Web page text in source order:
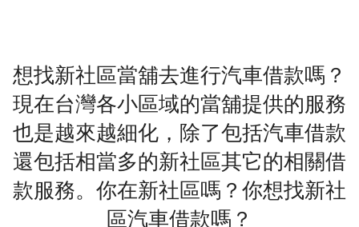
想找新社區當舖去進行汽車借款嗎？
現在台灣各小區域的當舖提供的服務
也是越來越細化，除了包括汽車借款
還包括相當多的新社區其它的相關借
款服務。你在新社區嗎？你想找新社
區汽車借款嗎？